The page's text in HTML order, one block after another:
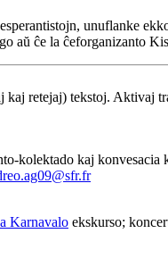
unuflanke
aŭ ĉe la ĉeforganizanto
retejaj) tekstoj. Aktivaj
kolektado kaj
Karnavalo ekskurso;